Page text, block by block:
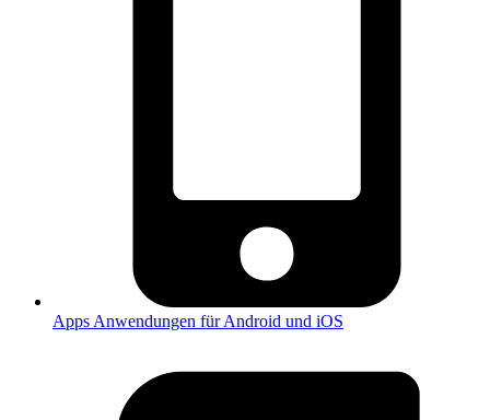
Apps Anwendungen für Android und iOS